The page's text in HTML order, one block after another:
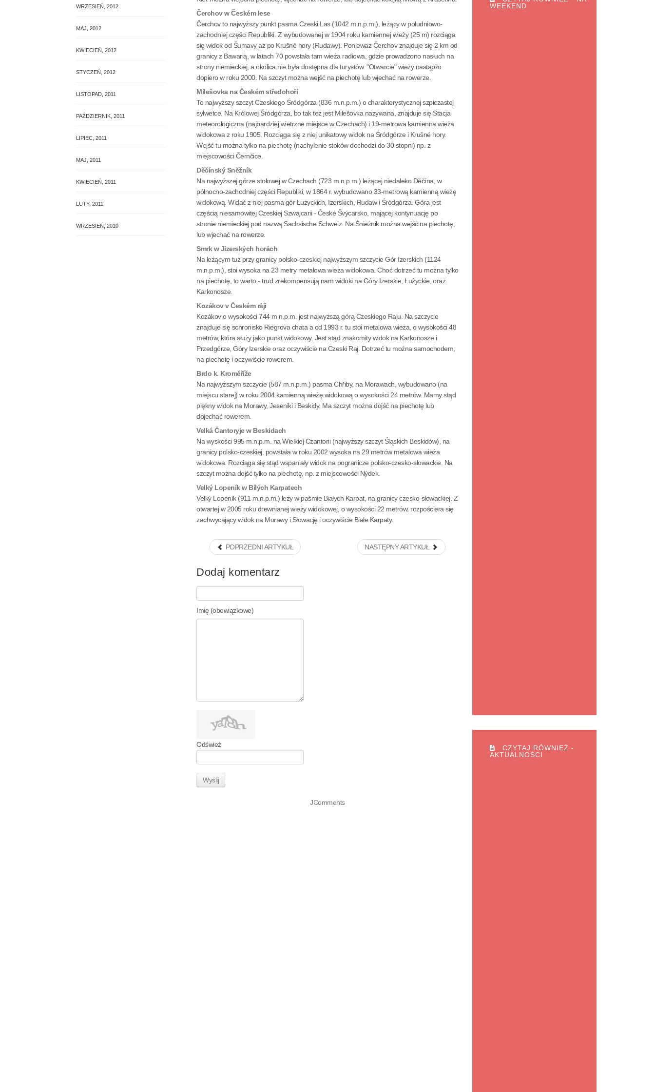
WRZESIEŃ, 2012
MAJ, 2012
KWIECIEŃ, 2012
STYCZEŃ, 2012
LISTOPAD, 2011
PAŹDZIERNIK, 2011
LIPIEC, 2011
MAJ, 2011
KWIECIEŃ, 2011
LUTY, 2011
WRZESIEŃ, 2010
Čerchov w Českém lese
Čerchov to najwyższy punkt pasma Czeski Las (1042 m.n.p.m.), leżący w południowo-
zachodniej części Republiki. Z wybudowanej w 1904 roku kamiennej wieży (25 m) rozciąga
się widok od Šumavy aż po Krušné hory (Rudawy). Ponieważ Čerchov znajduje się 2 km od
granicy z Bawarią, w latach 70 powstała tam wieża radiowa, gdzie prowadzono nasłuch na
strony niemieckiej, a okolica nie była dostępna dla turystów. "Otwarcie" wieży nastąpiło
dopiero w roku 2000. Na szczyt można wejść na piechotę lub wjechać na rowerze.
Milešovka na Českém středohoří
To najwyższy szczyt Czeskiego Śródgórza (836 m.n.p.m.) o charakterystycznej szpiczastej
sylwetce. Na Królowej Śródgórza, bo tak też jest Milešovka nazywana, znajduje się Stacja
meteorologiczna (najbardziej wietrzne miejsce w Czechach) i 19-metrowa kamienna wieża
widokowa z roku 1905. Rozciąga się z niej unikatowy widok na Śródgórze i Krušné hory.
Wejść tu można tylko na piechotę (nachylenie stoków dochodzi do 30 stopni) np. z
miejscowości Černčice.
Děčínský Sněžník
Na najwyższej górze stołowej w Czechach (723 m.n.p.m.) leżącej niedaleko Děčína, w
północno-zachodniej części Republiki, w 1864 r. wybudowano 33-metrową kamienną wieżę
widokową. Widać z niej pasma gór Łużyckich, Izerskich, Rudaw i Śródgórza. Góra jest
częścią niesamowitej Czeskiej Szwajcarii - České Švýcarsko, mającej kontynuację po
stronie niemieckiej pod nazwą Sachsische Schweiz. Na Śnieżnik można wejść na piechotę,
lub wjechać na rowerze.
Smrk w Jizerských horách
Na leżącym tuż przy granicy polsko-czeskiej najwyższym szczycie Gór Izerskich (1124
m.n.p.m.), stoi wysoka na 23 metry metalowa wieża widokowa. Choć dotrzeć tu można tylko
na piechotę, to warto - trud zrekompensują nam widoki na Góry Izerskie, Łużyckie, oraz
Karkonosze.
Kozákov v Českém ráji
Kozákov o wysokości 744 m n.p.m. jest najwyższą górą Czeskiego Raju. Na szczycie
znajduje się schronisko Riegrova chata a od 1993 r. tu stoi metalowa wieża, o wysokości 48
metrów, która służy jako punkt widokowy. Jest stąd znakomity widok na Karkonosze i
Przedgórze, Góry Izerskie oraz oczywiście na Czeski Raj. Dotrzeć tu można samochodem,
na piechotę i oczywiście rowerem.
Brdo k. Kroměříže
Na najwyższym szczycie (587 m.n.p.m.) pasma Chřiby, na Morawach, wybudowano (na
miejscu starej) w roku 2004 kamienną wieżę widokową o wysokości 24 metrów. Mamy stąd
piękny widok na Morawy, Jeseniki i Beskidy. Ma szczyt można dojść na piechotę lub
dojechać rowerem.
Velká Čantoryje w Beskidach
Na wyskości 995 m.n.p.m. na Wielkiej Czantorii (najwyższy szczyt Śląskich Beskidów), na
granicy polsko-czeskiej, powstała w roku 2002 wysoka na 29 metrów metalowa wieża
widokowa. Rozciąga się stąd wspaniały widok na pogranicze polsko-czesko-słowackie. Na
szczyt można dojść tylko na piechotę, np. z miejscowości Nýdek.
Velký Lopeník w Bílých Karpatech
Velký Lopeník (911 m.n.p.m.) leży w paśmie Białych Karpat, na granicy czesko-słowackiej. Z
otwartej w 2005 roku drewnianej wieży widokowej, o wysokości 22 metrów, rozpościera się
zachwycający widok na Morawy i Słowację i oczywiście Białe Karpaty.
POPRZEDNI ARTYKUŁ NASTĘPNY ARTYKUŁ
Dodaj komentarz
Imię (obowiązkowe)
Odśwież
Wyślij
JComments
WEEKEND
CZYTAJ RÓWNIEŻ -
AKTUALNOŚCI